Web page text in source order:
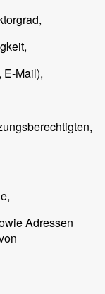
E-Mail),
Adressen